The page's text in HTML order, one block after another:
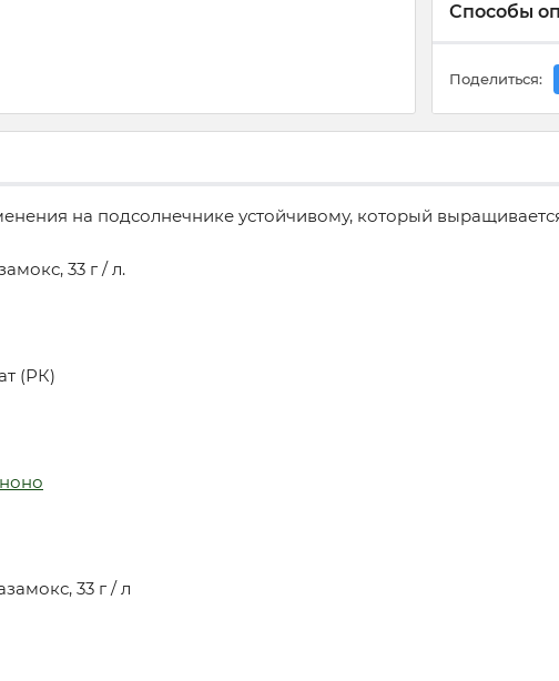
Способы
Поделиться:
на подсолнечнике устойчивому, который
33 г / л.
(РК)
33 г / л